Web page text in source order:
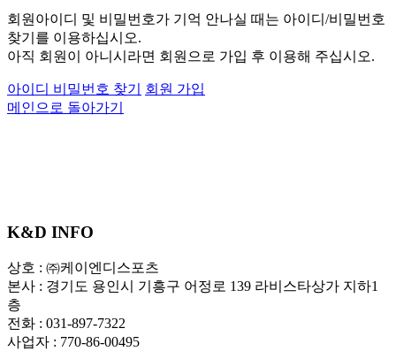
회원아이디 및 비밀번호가 기억 안나실 때는 아이디/비밀번호
찾기를 이용하십시오.
아직 회원이 아니시라면 회원으로 가입 후 이용해 주십시오.
아이디 비밀번호 찾기
회원 가입
메인으로 돌아가기
K&D INFO
상호 : ㈜케이엔디스포츠
본사 : 경기도 용인시 기흥구 어정로 139 라비스타상가 지하1
층
전화 : 031-897-7322
사업자 : 770-86-00495